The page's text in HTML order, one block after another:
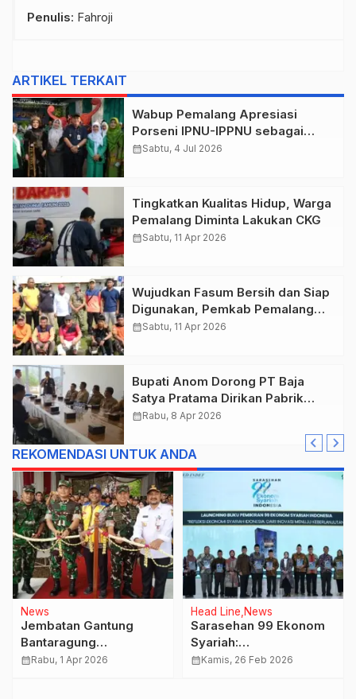
Penulis: Fahroji
ARTIKEL TERKAIT
Wabup Pemalang Apresiasi
Porseni IPNU-IPPNU sebagai
Wadah Pembinaan Generasi
calendar_monthSabtu, 4 Jul 2026
Tingkatkan Kualitas Hidup, Warga
Pemalang Diminta Lakukan CKG
calendar_monthSabtu, 11 Apr 2026
Wujudkan Fasum Bersih dan Siap
Digunakan, Pemkab Pemalang
Gelar Korve Stadion Jatidiri
calendar_monthSabtu, 11 Apr 2026
Bupati Anom Dorong PT Baja
Satya Pratama Dirikan Pabrik
Asembling Otomotif di Pemalang
calendar_monthRabu, 8 Apr 2026
REKOMENDASI UNTUK ANDA
News
Jembatan Gantung
Bantaragung
Ampelgading Resmi
calendar_monthRabu, 1 Apr 2026
Head Line News
Sarasehan 99 Ekonom
Syariah:
Pengarusutamaan
calendar_monthKamis, 26 Feb 2026